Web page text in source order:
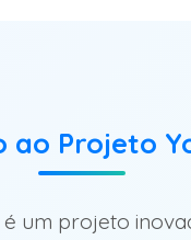
ao Projeto
é um projeto